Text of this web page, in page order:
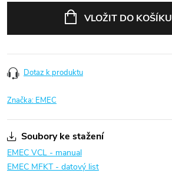
VLOŽIT DO KOŠÍKU
Dotaz k produktu
Značka: EMEC
Soubory ke stažení
EMEC VCL - manual
EMEC MFKT - datový list